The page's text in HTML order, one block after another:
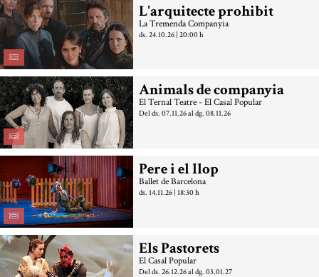
L'arquitecte prohibit
La Tremenda Companyia
ds. 24.10.26| 20:00 h
Animals de companyia
El Ternal Teatre - El Casal Popular
Del ds. 07.11.26al dg. 08.11.26
Pere i el llop
Ballet de Barcelona
ds. 14.11.26| 18:30 h
Els Pastorets
El Casal Popular
Del ds. 26.12.26al dg. 03.01.27